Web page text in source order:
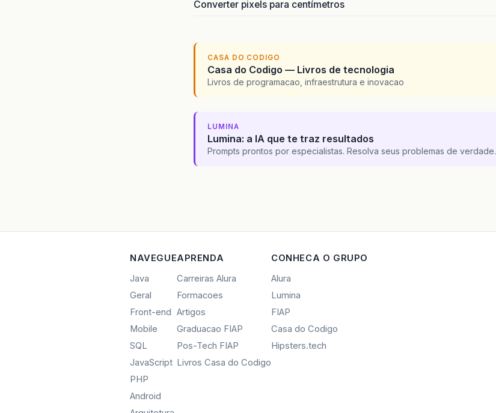
Converter pixels para centímetros
CASA DO CODIGO
Casa do Codigo — Livros de tecnologia
Livros de programacao, infraestrutura e inovacao
LUMINA
Lumina: a IA que te traz resultados
Prompts prontos por especialistas. Resolva seus problemas de verdade.
NAVEGUE
Java
Geral
Front-end
Mobile
SQL
JavaScript
PHP
Android
APRENDA
Carreiras Alura
Formacoes
Artigos
Graduacao FIAP
Pos-Tech FIAP
Livros Casa do Codigo
CONHECA O GRUPO
Alura
Lumina
FIAP
Casa do Codigo
Hipsters.tech